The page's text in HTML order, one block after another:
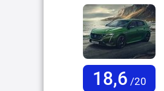
18,6 /20